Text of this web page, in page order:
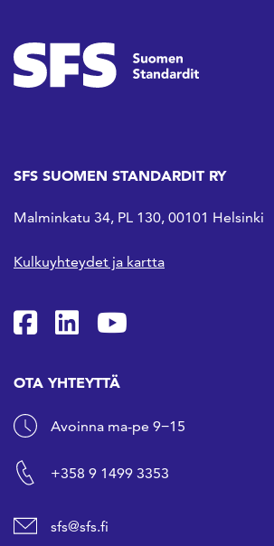
SFS SUOMEN STANDARDIT RY
Malminkatu 34, PL 130, 00101 Helsinki
Kulkuyhteydet ja kartta
SFS Facebookissa
SFS Linkedinissä
SFS Youtubessa
OTA YHTEYTTÄ
Avoinna ma-pe 9−15
+358 9 1499 3353
sfs@sfs.fi